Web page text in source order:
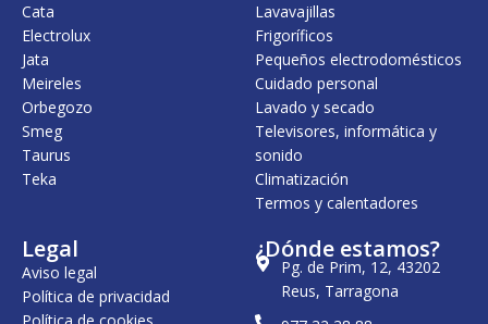
Cata
Electrolux
Jata
Meireles
Orbegozo
Smeg
Taurus
Teka
Lavavajillas
Frigoríficos
Pequeños electrodomésticos
Cuidado personal
Lavado y secado
Televisores, informática y
sonido
Climatización
Termos y calentadores
Legal
Aviso legal
Política de privacidad
¿Dónde estamos?
Pg. de Prim, 12, 43202
Reus, Tarragona